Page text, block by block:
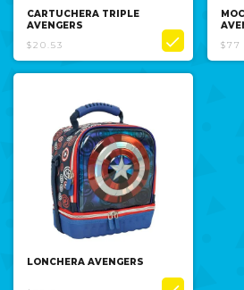
CARTUCHERA TRIPLE
AVENGERS
$20.53

$77
LONCHERA AVENGERS